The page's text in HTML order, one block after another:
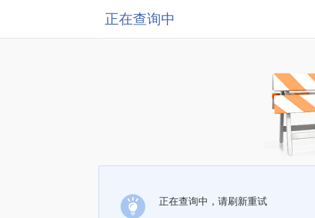
正在查询中
正在查询中，请刷新重试